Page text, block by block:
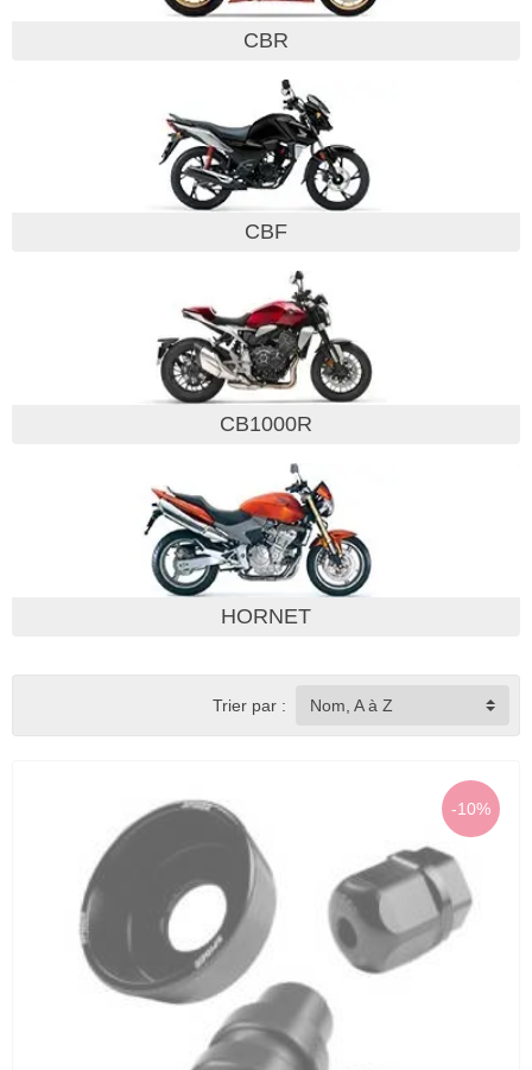
CBR
CBF
CB1000R
HORNET
Trier par : Nom, A à Z
-10%